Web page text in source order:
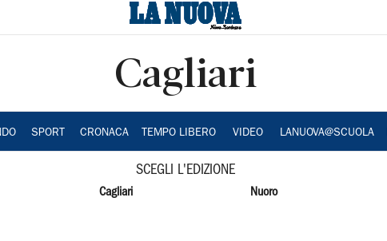
Cagliari
SPORT CRONACA TEMPO LIBERO VIDEO LANUOVA@SCUOLA
SCEGLI L'EDIZIONE
Cagliari Nuoro